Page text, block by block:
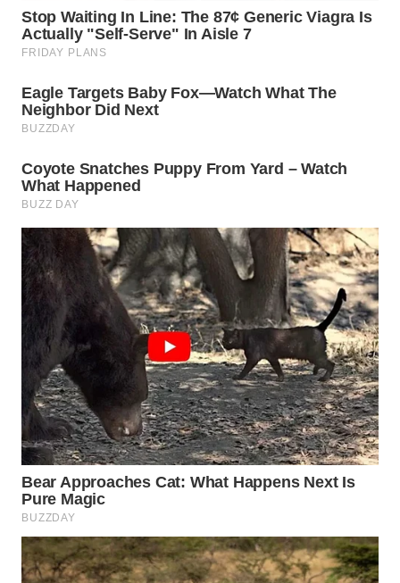
WN
BOGOR
WN
DEPOK
WN
TAPANULI
UTARA
WN
SAMOSIR
WN
PADANG
LAWAS
WN
SUMEDANG
WN
CIANJUR
KEPULAUAN
SERIBU